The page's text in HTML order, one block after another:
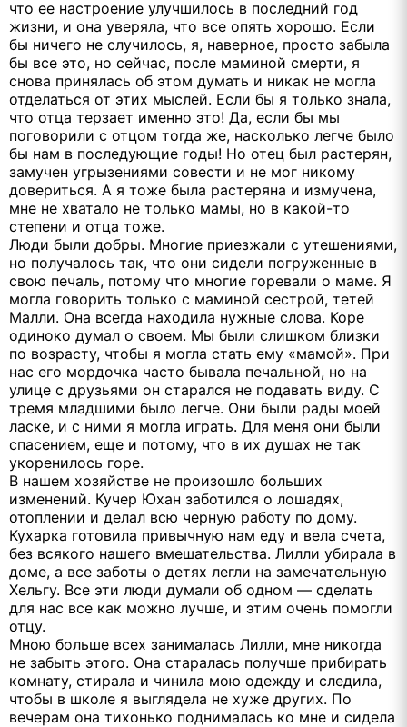
что ее настроение улучшилось в последний год
жизни, и она уверяла, что все опять хорошо. Если
бы ничего не случилось, я, наверное, просто забыла
бы все это, но сейчас, после маминой смерти, я
снова принялась об этом думать и никак не могла
отделаться от этих мыслей. Если бы я только знала,
что отца терзает именно это! Да, если бы мы
поговорили с отцом тогда же, насколько легче было
бы нам в последующие годы! Но отец был растерян,
замучен угрызениями совести и не мог никому
довериться. А я тоже была растеряна и измучена,
мне не хватало не только мамы, но в какой-то
степени и отца тоже.
Люди были добры. Многие приезжали с утешениями,
но получалось так, что они сидели погруженные в
свою печаль, потому что многие горевали о маме. Я
могла говорить только с маминой сестрой, тетей
Малли. Она всегда находила нужные слова. Коре
одиноко думал о своем. Мы были слишком близки
по возрасту, чтобы я могла стать ему «мамой». При
нас его мордочка часто бывала печальной, но на
улице с друзьями он старался не подавать виду. С
тремя младшими было легче. Они были рады моей
ласке, и с ними я могла играть. Для меня они были
спасением, еще и потому, что в их душах не так
укоренилось горе.
В нашем хозяйстве не произошло больших
изменений. Кучер Юхан заботился о лошадях,
отоплении и делал всю черную работу по дому.
Кухарка готовила привычную нам еду и вела счета,
без всякого нашего вмешательства. Лилли убирала в
доме, а все заботы о детях легли на замечательную
Хельгу. Все эти люди думали об одном — сделать
для нас все как можно лучше, и этим очень помогли
отцу.
Мною больше всех занималась Лилли, мне никогда
не забыть этого. Она старалась получше прибирать
комнату, стирала и чинила мою одежду и следила,
чтобы в школе я выглядела не хуже других. По
вечерам она тихонько поднималась ко мне и сидела